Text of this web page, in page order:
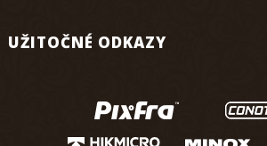
UŽITOČNÉ ODKAZY